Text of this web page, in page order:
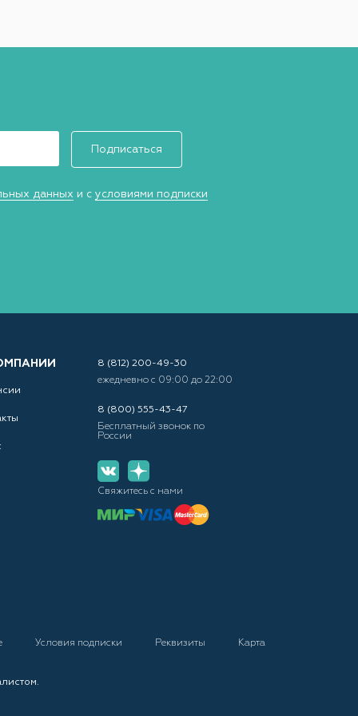
Подписаться
данных и с условиями подписки
8 (812) 200-49-30
ежедневно с 09:00 до 22:00
8 (800) 555-43-47
Бесплатный звонок по
России
Свяжитесь с нами
Условия подписки Реквизиты
Карта